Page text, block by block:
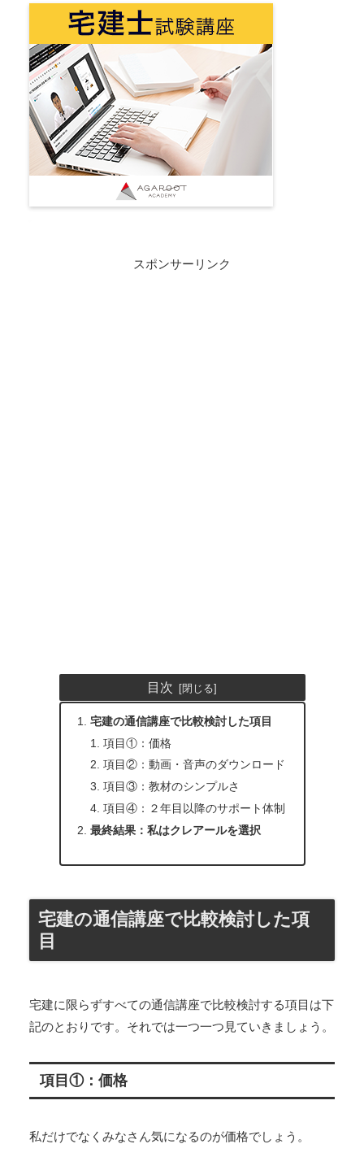
スポンサーリンク
目次
宅建の通信講座で比較検討した項目
項目①：価格
項目②：動画・音声のダウンロード
項目③：教材のシンプルさ
項目④：２年目以降のサポート体制
最終結果：私はクレアールを選択
宅建の通信講座で比較検討した項
目
宅建に限らずすべての通信講座で比較検討する項目は下
記のとおりです。それでは一つ一つ見ていきましょう。
項目①：価格
私だけでなくみなさん気になるのが価格でしょう。